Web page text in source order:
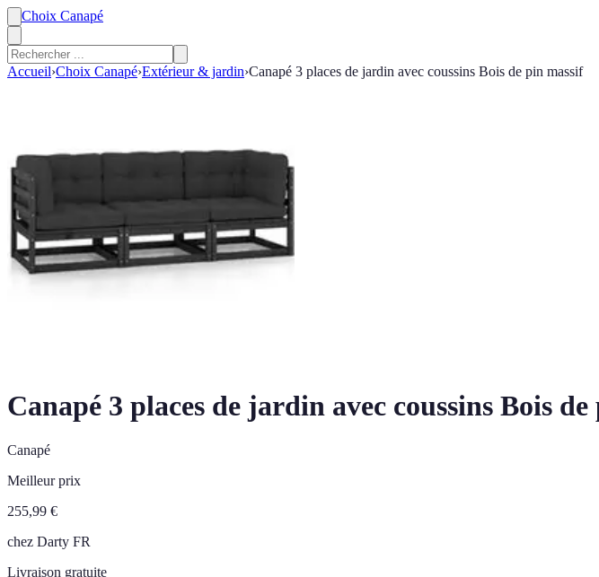
Choix Canapé
Accueil›Choix Canapé›Extérieur & jardin›Canapé 3 places de jardin avec coussins Bois de pin massif
Canapé 3 places de jardin avec coussins Bois
Canapé
Meilleur prix
255,99 €
chez Darty FR
Livraison gratuite